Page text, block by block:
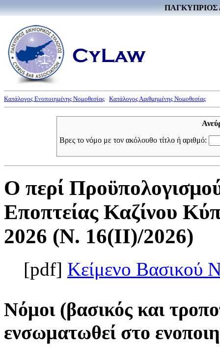
ΠΑΓΚΥΠΡΙΟΣ
Κατάλογος Ενοποιημένης Νομοθεσίας Κατάλογος Αριθμημένης Νομοθεσίας
Βρες το νόμο με τον ακόλουθο τίτλο ή αριθμό:
Ο περί
Εποπτείας Καζίνου
2026 (Ν. 16(II)/2026)
[pdf] Κείμενο Βασικού
Νόμοι (βασικός και
ενσωματωθεί στο